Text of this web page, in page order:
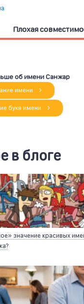
Плохая
об имени Санжар
имени
букв имени
в блоге
значение красивых